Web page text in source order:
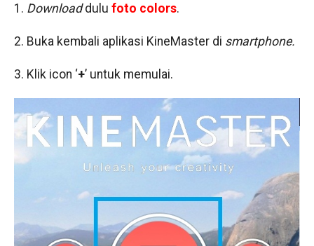
1. Downloaddulu foto colors.
2. Buka kembali aplikasi KineMaster di smartphone.
3. Klik icon ‘+’ untuk memulai.